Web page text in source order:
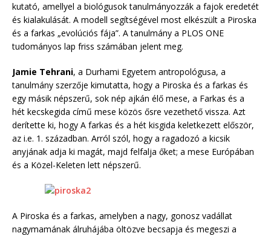
kutató, amellyel a biológusok tanulmányozzák a fajok eredetét
és kialakulását. A modell segítségével most elkészült a Piroska
és a farkas „evolúciós fája”. A tanulmány a PLOS ONE
tudományos lap friss számában jelent meg.
Jamie Tehrani, a Durhami Egyetem antropológusa, a
tanulmány szerzője kimutatta, hogy a Piroska és a farkas és
egy másik népszerű, sok nép ajkán élő mese, a Farkas és a
hét kecskegida című mese közös ősre vezethető vissza. Azt
derítette ki, hogy A farkas és a hét kisgida keletkezett először,
az i.e. 1. században. Arról szól, hogy a ragadozó a kicsik
anyjának adja ki magát, majd felfalja őket; a mese Európában
és a Közel-Keleten lett népszerű.
A Piroska és a farkas, amelyben a nagy, gonosz vadállat
nagymamának álruhájába öltözve becsapja és megeszi a